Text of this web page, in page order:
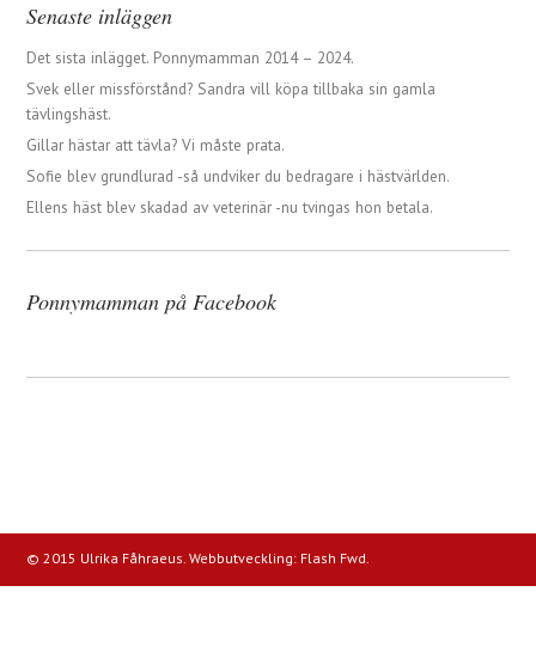
Senaste inläggen
Det sista inlägget. Ponnymamman 2014 – 2024.
Svek eller missförstånd? Sandra vill köpa tillbaka sin gamla
tävlingshäst.
Gillar hästar att tävla? Vi måste prata.
Sofie blev grundlurad -så undviker du bedragare i hästvärlden.
Ellens häst blev skadad av veterinär -nu tvingas hon betala.
Ponnymamman på Facebook
© 2015 Ulrika Fåhraeus. Webbutveckling: Flash Fwd.